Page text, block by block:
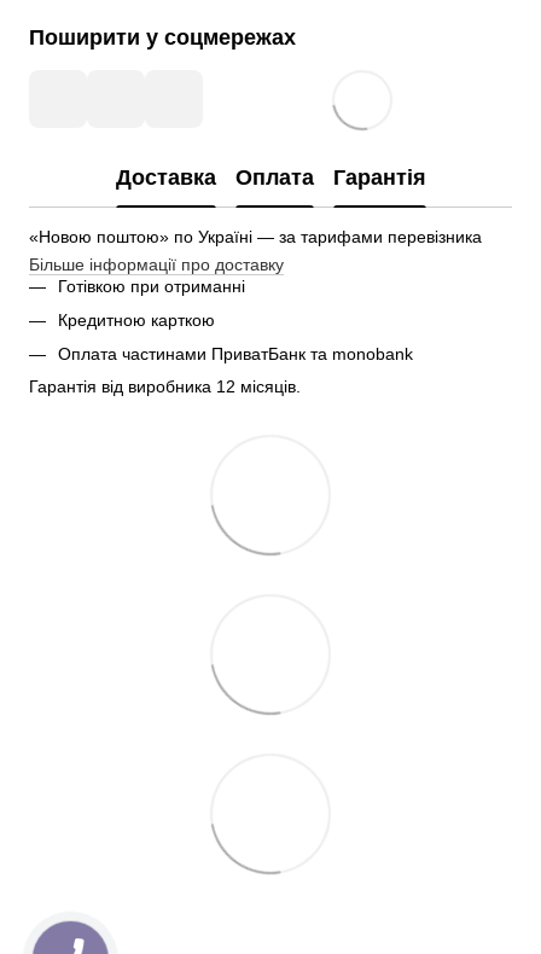
Поширити у соцмережах
Доставка Оплата Гарантія
«Новою поштою» по Україні — за тарифами перевізника
Більше інформації про доставку
Готівкою при отриманні
Кредитною карткою
Оплата частинами ПриватБанк та monobank
Гарантія від виробника 12 місяців.